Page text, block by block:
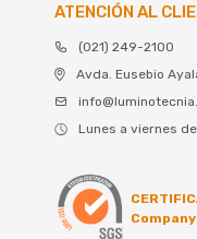
ATENCIÓN AL
(021) 249-2100
Avda. Eusebio
Lunes a viernes